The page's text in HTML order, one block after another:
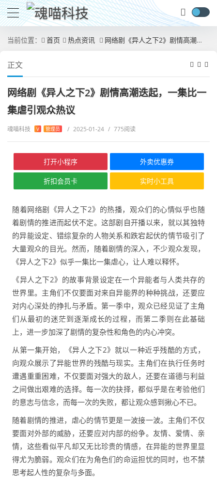
当前位置： 首页 热点资讯 网络剧《异人之下2》剧情高潮迭起，一集比一集虐引观众热议
正文
网络剧《异人之下2》剧情高潮迭起，一集比一
集虐引观众热议
魂喵科技 V 管理员 / 2025-01-24 / 775阅读
打开小程序 外卖优惠券
折扣会员卡 实时小工具
随着网络剧《异人之下2》的热播，观众们的心情似乎也随
着剧情的推进而起伏不定。这部剧自开播以来，就以其独特
的异能设定、错综复杂的人物关系和跌宕起伏的情节吸引了
大量观众的目光。然而，随着剧情的深入，不少观众发现，
《异人之下2》似乎一集比一集虐心，让人难以释怀。
《异人之下2》的故事背景设定在一个异能者与人类共存的
世界里。主角们不仅要面对来自异能界的种种挑战，还要应
对内心深处的挣扎与矛盾。第一季中，观众已经见证了主角
们从最初的迷茫到逐渐成长的过程，而第二季则在此基础
上，进一步加深了剧情的复杂性和角色的内心冲突。
从第一集开始，《异人之下2》就以一种近乎残酷的方式，
向观众展示了异能世界的残酷与现实。主角们在执行任务时
遭遇重重困难，不仅要面对强大的敌人，还要在道德与利益
之间做出艰难的选择。每一次的抉择，都似乎是在考验他们
的意志与信念，而每一次的失败，都让观众感到揪心不已。
随着剧情的推进，虐心的情节更是一波接一波。主角们不仅
要面对外部的威胁，还要应对内部的纷争。友情、爱情、亲
情，这些看似平凡却又无比珍贵的情感，在异能的世界里显
得尤为脆弱。观众们在为角色们的命运担忧的同时，也不禁
思考起人性的复杂与多面。